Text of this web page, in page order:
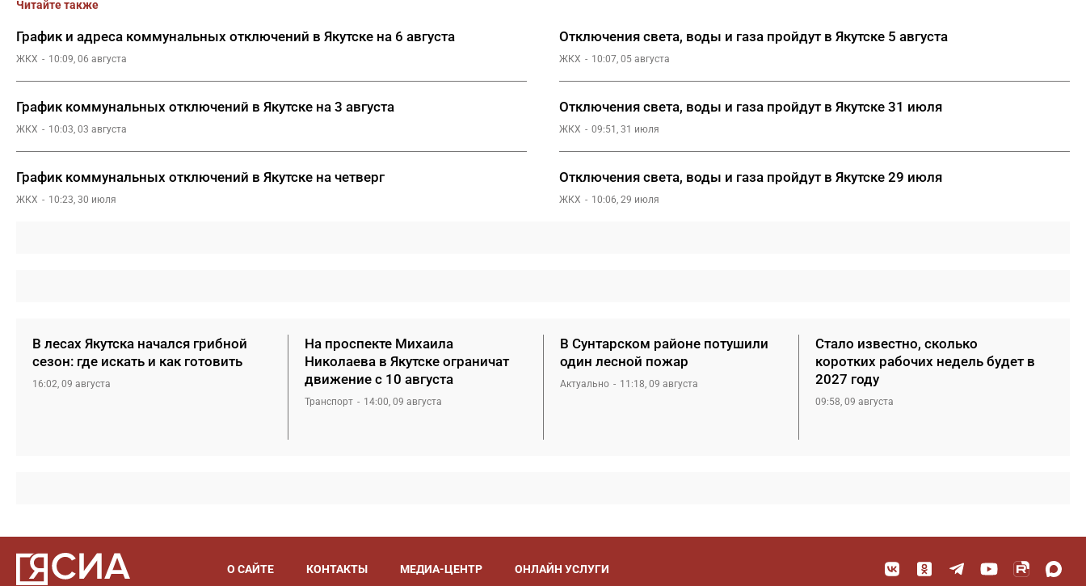
Читайте также
График и адреса коммунальных отключений в Якутске на 6 августа
ЖКХ 10:09, 06 августа
Отключения света, воды и газа пройдут в Якутске 5 августа
ЖКХ 10:07, 05 августа
График коммунальных отключений в Якутске на 3 августа
ЖКХ 10:03, 03 августа
Отключения света, воды и газа пройдут в Якутске 31 июля
ЖКХ 09:51, 31 июля
График коммунальных отключений в Якутске на четверг
ЖКХ 10:23, 30 июля
Отключения света, воды и газа пройдут в Якутске 29 июля
ЖКХ 10:06, 29 июля
В лесах Якутска начался грибной
сезон: где искать и как готовить
16:02, 09 августа
На проспекте Михаила
Николаева в Якутске ограничат
движение с 10 августа
Транспорт 14:00, 09 августа
В Сунтарском районе потушили
один лесной пожар
Актуально 11:18, 09 августа
Стало известно, сколько
коротких рабочих недель будет в
2027 году
09:58, 09 августа
О САЙТЕ КОНТАКТЫ МЕДИА-ЦЕНТР ОНЛАЙН УСЛУГИ